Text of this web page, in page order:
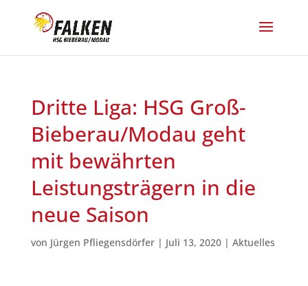
Dritte Liga: HSG Groß-
Bieberau/Modau geht
mit bewährten
Leistungsträgern in die
neue Saison
von Jürgen Pfliegensdörfer| Juli 13, 2020| Aktuelles